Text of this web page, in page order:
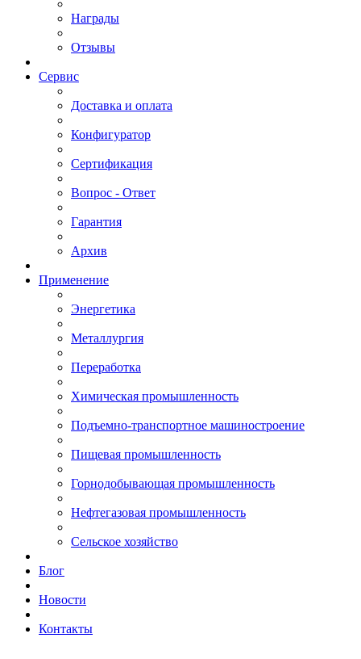
Награды
Отзывы
Сервис
Доставка и оплата
Конфигуратор
Сертификация
Вопрос - Ответ
Гарантия
Архив
Применение
Энергетика
Металлургия
Переработка
Химическая промышленность
Подъемно-транспортное машиностроение
Пищевая промышленность
Горнодобывающая промышленность
Нефтегазовая промышленность
Сельское хозяйство
Блог
Новости
Контакты